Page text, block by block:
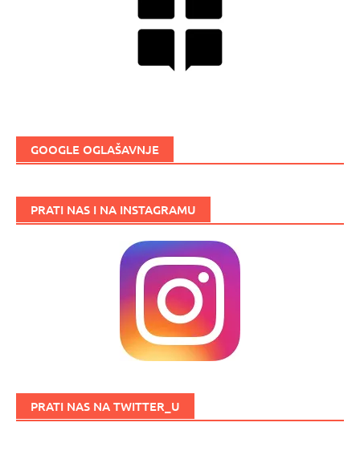
GOOGLE OGLAŠAVNJE
PRATI NAS I NA INSTAGRAMU
PRATI NAS NA TWITTER_U